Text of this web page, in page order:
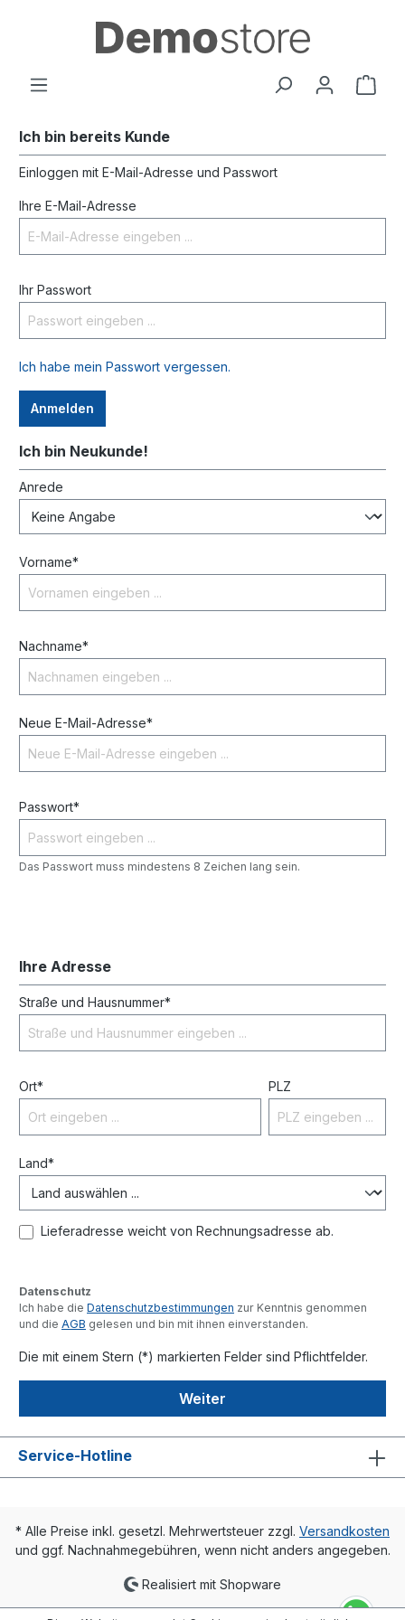
Ich bin bereits Kunde
Einloggen mit E-Mail-Adresse und Passwort
Ihre E-Mail-Adresse
Ihr Passwort
Ich habe mein Passwort vergessen.
Anmelden
Ich bin Neukunde!
Anrede
Vorname*
Nachname*
Neue E-Mail-Adresse*
Passwort*
Das Passwort muss mindestens 8 Zeichen lang sein.
Ihre Adresse
Straße und Hausnummer*
Ort* PLZ
Land*
Lieferadresse weicht von Rechnungsadresse ab.
Datenschutz
Ich habe die Datenschutzbestimmungen zur Kenntnis genommen
und die AGB gelesen und bin mit ihnen einverstanden.
Die mit einem Stern (*) markierten Felder sind Pflichtfelder.
Weiter
Service-Hotline
* Alle Preise inkl. gesetzl. Mehrwertsteuer zzgl. Versandkosten
und ggf. Nachnahmegebühren, wenn nicht anders angegeben.
Realisiert mit Shopware